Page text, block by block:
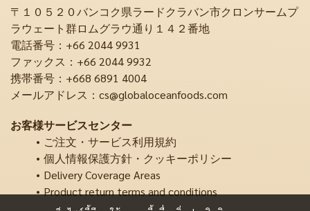
〒１０５２０バンコク県ラードクラバン市クロンサームプ
ラウェート群ロムグラウ通り１４２番地
電話番号：+66 2044 9931
ファックス：+66 2044 9932
携帯番号：+668 6891 4004
メールアドレス：cs@globaloceanfoods.com
お客様サービスセンター
ご注文・サービス利用規約
個人情報保護方針・クッキーポリシー
Delivery Coverage Areas
Product return terms and conditions